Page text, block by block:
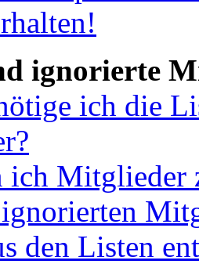
ignorierte
ich die
ich Mitglieder
den Listen